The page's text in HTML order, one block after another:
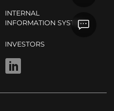
INTERNAL
INFORMATION SYSTEM
INVESTORS
LINKEDIN